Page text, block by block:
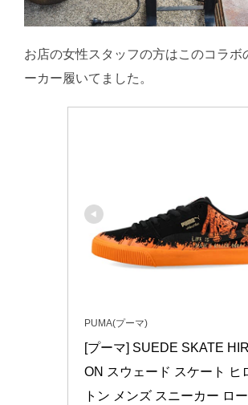
お店の女性スタッフの方はこのコラボ
ーカー履いてました。
PUMA(プーマ)
[プーマ] SUEDE SKATE
ON スウェード スケート ヒ
トン メンズ スニーカー ロ